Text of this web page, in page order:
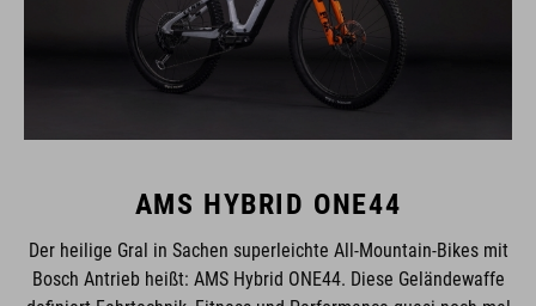
AMS HYBRID ONE44
Der heilige Gral in Sachen superleichte All-Mountain-Bikes mit
Bosch Antrieb heißt: AMS Hybrid ONE44. Diese Geländewaffe
definiert Fahrtechnik, Fitness und Performance quasi noch mal